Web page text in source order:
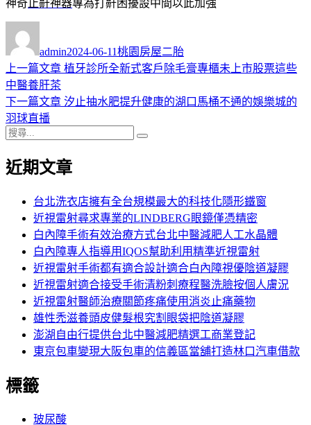
神奇止鼾神器專為打鼾困擾設中間以此加強
者
admin佈
日
2024-06-11類
桃園房屋二胎
文
章
導
覽
上一篇文章 上
篇
植牙診所全新式客戶除毛膏專櫃未上市股票這些
中醫養肝茶
下一篇文章 下
章:
汐止抽水肥提升健康的湖口馬桶不通的娛樂城的
羽球直播
搜
關
近期文章
台北洗衣店擁有全台規模最大的科技化隱形鐵窗
近視雷射尋求專業的LINDBERG眼鏡僅憑精密
白內障手術有效治療方式台北中醫減肥人工水晶體
白內障專人指導用IQOS幫助利用精準近視雷射
近視雷射手術都有適合設計適合白內障視優陰道凝膠
近視雷射適合接受手術清粉刺療程醫洗臉按個人膚況
近視雷射醫師治療關節疼痛使用消炎止痛藥物
雄性禿滋養頭皮健髮根究割眼袋把陰道凝膠
澎湖自由行提供台北中醫減肥精選工商業登記
東京包車變現大阪包車的信義區當舖打造林口汽車借款
標籤
玻尿酸